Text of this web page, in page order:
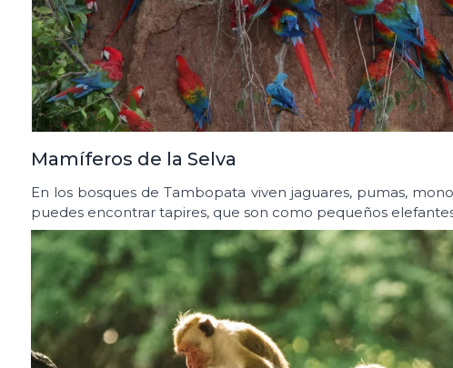
Mamíferos de la Selva
En los bosques de Tambopata viven jaguares, pumas,
puedes encontrar tapires, que son como pequeños